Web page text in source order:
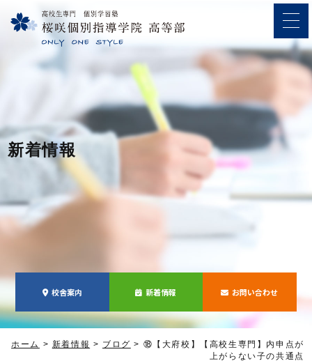
新着情報
校舎案内 新着情報 お問い合わせ
ホーム > 新着情報 > ブログ > ⑱【大府校】【高校生専門】内申点が
上がらない子の共通点